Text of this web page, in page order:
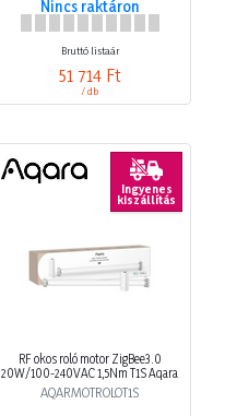
Nincs raktáron
Bruttó listaár
51 714 Ft
/ db
Ingyenes
kiszállítás
RF okos roló motor ZigBee3.0
20W/100-240VAC 1,5Nm T1S Aqara
AQARMOTROLOT1S